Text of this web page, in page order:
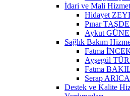
İdari ve Mali
Hidayet
Pınar
Aykut
Sağlık Bakım
Fatma
Ayşegül
Fatma
Serap
Destek ve Kalite